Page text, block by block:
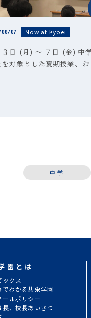
08/07 Now at Kyoei
３日 (月) ～ ７日 (金) 中
を対象とした夏期授業、お
中学
園とは
ックス
でわかる共栄学園
ールポリシー
長、校長あいさつ